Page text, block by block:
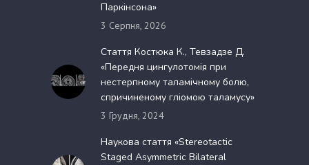
Паркінсона»
3 Серпня, 2026
Стаття Костюка К., Тевзадзе Д.
«Передня цингулотомія при
нестерпному таламічному болю,
спричиненому гліомою таламусу»
3 Грудня, 2024
Наукова стаття «Stereotactic
Staged Asymmetric Bilateral